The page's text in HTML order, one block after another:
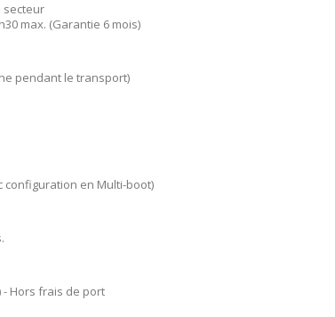
secteur
max. (Garantie 6 mois)
pendant le transport)
configuration en Multi-boot)
- Hors frais de port